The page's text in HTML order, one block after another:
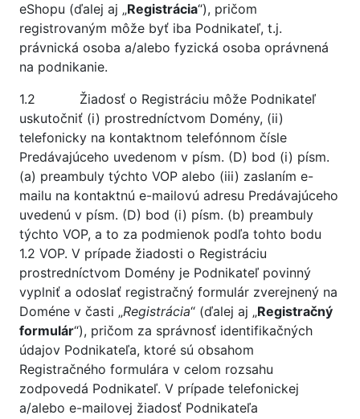
eShopu (ďalej aj „Registrácia“), pričom
registrovaným môže byť iba Podnikateľ, t.j.
právnická osoba a/alebo fyzická osoba oprávnená
na podnikanie.
1.2 Žiadosť o Registráciu môže Podnikateľ
uskutočniť (i) prostredníctvom Domény, (ii)
telefonicky na kontaktnom telefónnom čísle
Predávajúceho uvedenom v písm. (D) bod (i) písm.
(a) preambuly týchto VOP alebo (iii) zaslaním e-
mailu na kontaktnú e-mailovú adresu Predávajúceho
uvedenú v písm. (D) bod (i) písm. (b) preambuly
týchto VOP, a to za podmienok podľa tohto bodu
1.2 VOP. V prípade žiadosti o Registráciu
prostredníctvom Domény je Podnikateľ povinný
vyplniť a odoslať registračný formulár zverejnený na
Doméne v časti „Registrácia“ (ďalej aj „Registračný
formulár“), pričom za správnosť identifikačných
údajov Podnikateľa, ktoré sú obsahom
Registračného formulára v celom rozsahu
zodpovedá Podnikateľ. V prípade telefonickej
a/alebo e-mailovej žiadosť Podnikateľa